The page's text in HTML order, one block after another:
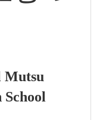
Mutsu
School